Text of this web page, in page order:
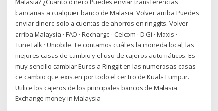
Malasia? ¿Cuánto dinero Puedes enviar transferencias
bancarias a cualquier banco de Malasia. Volver arriba Puedes
enviar dinero solo a cuentas de ahorros en ringgits. Volver
arriba Malaysia · FAQ · Recharge · Celcom · DiGi · Maxis ·
TuneTalk · Umobile. Te contamos cuál es la moneda local, las
mejores casas de cambio y el uso de cajeros automáticos. Es
muy sencillo cambiar Euros a Ringgit en las numerosas casas
de cambio que existen por todo el centro de Kuala Lumpur.
Utilice los cajeros de los principales bancos de Malasia.
Exchange money in Malaysia